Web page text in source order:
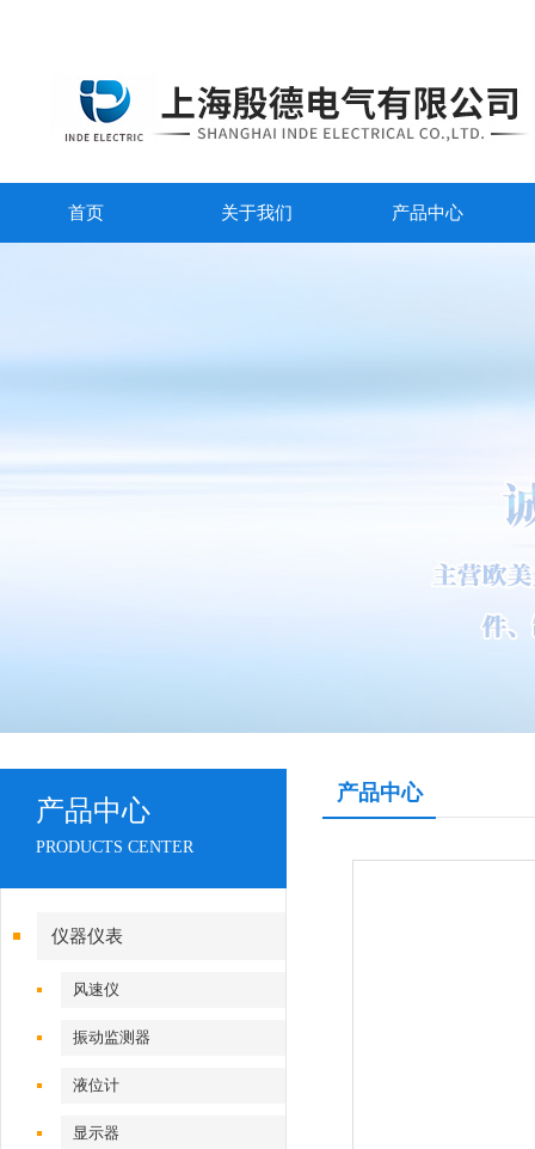
首页 关于我们 产品中心
产品中心
PRODUCTS CENTER
仪器仪表
风速仪
振动监测器
液位计
显示器
产品中心